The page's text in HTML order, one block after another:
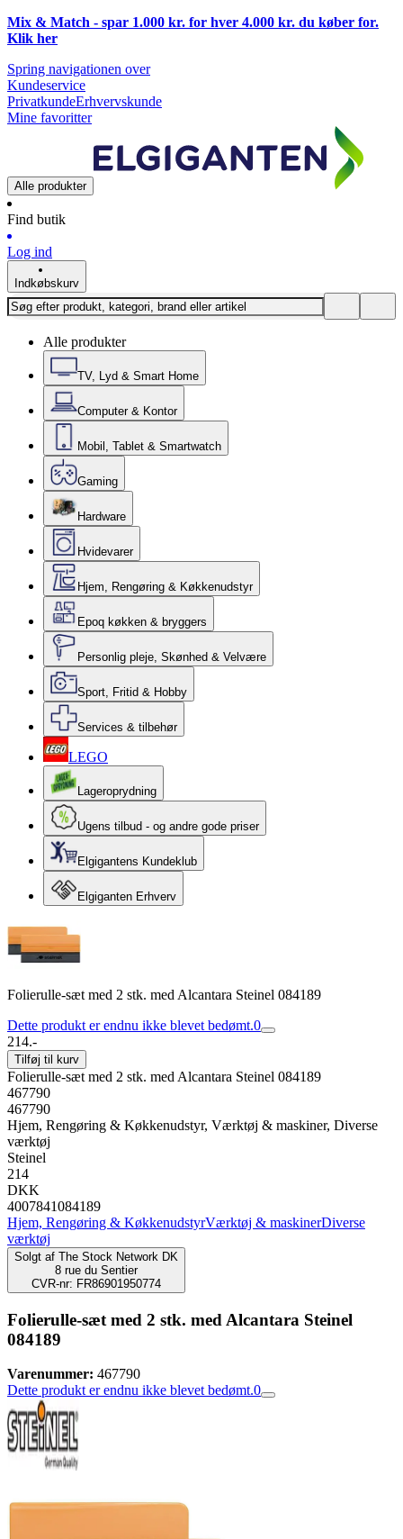
Mix & Match - spar 1.000 kr. for hver 4.000 kr. du køber for.
Klik her
Spring navigationen over
Kundeservice
PrivatkundeErhvervskunde
Mine favoritter
Alle produkter
Find butik
Log ind
Indkøbskurv
Alle produkter
TV, Lyd & Smart Home
Computer & Kontor
Mobil, Tablet & Smartwatch
Gaming
Hardware
Hvidevarer
Hjem, Rengøring & Køkkenudstyr
Epoq køkken & bryggers
Personlig pleje, Skønhed & Velvære
Sport, Fritid & Hobby
Services & tilbehør
LEGO
Lageroprydning
Ugens tilbud - og andre gode priser
Elgigantens Kundeklub
Elgiganten Erhverv
Folierulle-sæt med 2 stk. med Alcantara Steinel 084189
Dette produkt er endnu ikke blevet bedømt.0
214.-
Tilføj til kurv
Folierulle-sæt med 2 stk. med Alcantara Steinel 084189
467790
467790
Hjem, Rengøring & Køkkenudstyr, Værktøj & maskiner, Diverse
værktøj
Steinel
214
DKK
4007841084189
Hjem, Rengøring & KøkkenudstyrVærktøj & maskinerDiverse
værktøj
Solgt af The Stock Network DK
8 rue du Sentier
CVR-nr: FR86901950774
Folierulle-sæt med 2 stk. med Alcantara Steinel
084189
Varenummer: 467790
Dette produkt er endnu ikke blevet bedømt.0